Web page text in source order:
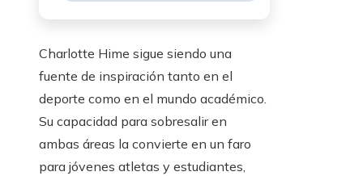
Charlotte Hime sigue siendo una
fuente de inspiración tanto en el
deporte como en el mundo académico.
Su capacidad para sobresalir en
ambas áreas la convierte en un faro
para jóvenes atletas y estudiantes,